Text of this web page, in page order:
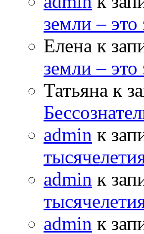
земли –
Елена к
земли –
Татьяна к
admin к
admin к
admin к